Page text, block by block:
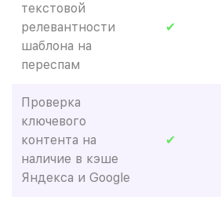
текстовой
релевантности
шаблона на
переспам
✔
Проверка
ключевого
контента на
наличие в кэше
Яндекса и Google
✔